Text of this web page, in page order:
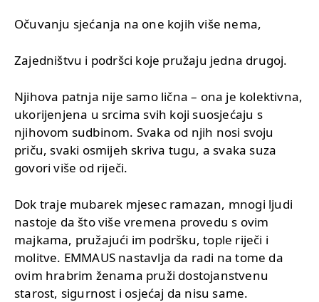
Očuvanju sjećanja na one kojih više nema,
Zajedništvu i podršci koje pružaju jedna drugoj.
Njihova patnja nije samo lična – ona je kolektivna,
ukorijenjena u srcima svih koji suosjećaju s
njihovom sudbinom. Svaka od njih nosi svoju
priču, svaki osmijeh skriva tugu, a svaka suza
govori više od riječi.
Dok traje mubarek mjesec ramazan, mnogi ljudi
nastoje da što više vremena provedu s ovim
majkama, pružajući im podršku, tople riječi i
molitve. EMMAUS nastavlja da radi na tome da
ovim hrabrim ženama pruži dostojanstvenu
starost, sigurnost i osjećaj da nisu same.